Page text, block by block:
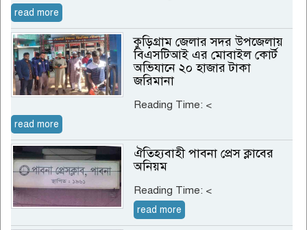
read more
কুড়িগ্রাম জেলার সদর উপজেলায়
বিএসটিআই এর মোবাইল কোর্ট
অভিযানে ২০ হাজার টাকা
জরিমানা
Reading Time: <
read more
ঐতিহ্যবাহী পাবনা প্রেস ক্লাবের
অনিয়ম
Reading Time: <
read more